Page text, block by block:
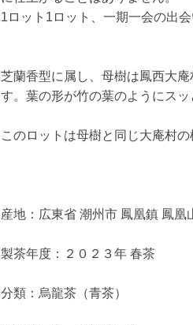
1ロット1ロット、一期一会の出
芝蘭香型に属し、母樹は鳳西大
す。葉の形が竹の葉のようにス
このロットは母樹と同じ大庵村
産地：広東省 潮州市 鳳凰鎮 鳳凰
製茶年度：２０２３年 春茶
分類：烏龍茶（青茶）